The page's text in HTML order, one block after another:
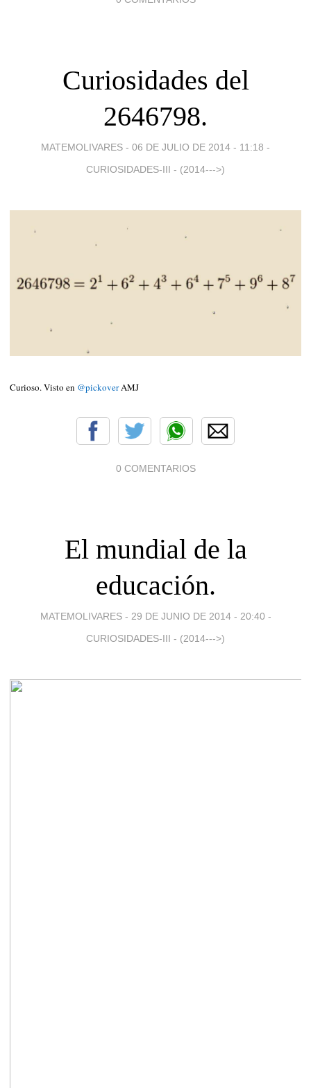
Curiosidades del
2646798.
MATEMOLIVARES - 06 DE JULIO DE 2014 - 11:18 -
CURIOSIDADES-III - (2014--->)
Curioso. Visto en @pickoverAMJ
0 COMENTARIOS
El mundial de la
educación.
MATEMOLIVARES - 29 DE JUNIO DE 2014 - 20:40 -
CURIOSIDADES-III - (2014--->)